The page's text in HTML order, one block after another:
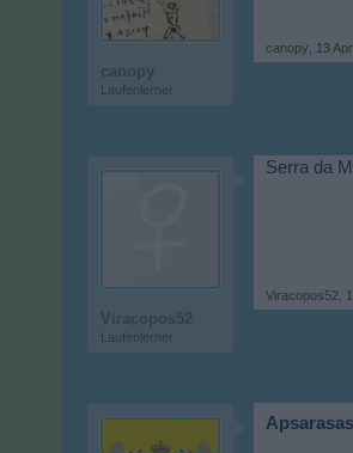
canopy
Laufenlerner
canopy 13
Viracopos52
Laufenlerner
Serra da
Viracopos52